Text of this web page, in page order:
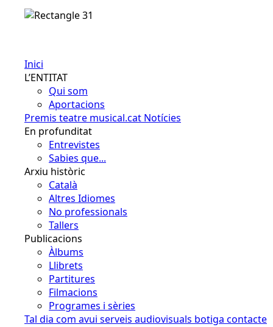
Inici
L’ENTITAT
Qui som
Aportacions
Premis teatre musical.cat Notícies
En profunditat
Entrevistes
Sabies que...
Arxiu històric
Català
Altres Idiomes
No professionals
Tallers
Publicacions
Àlbums
Llibrets
Partitures
Filmacions
Programes i sèries
Tal dia com avui serveis audiovisuals botiga contacte